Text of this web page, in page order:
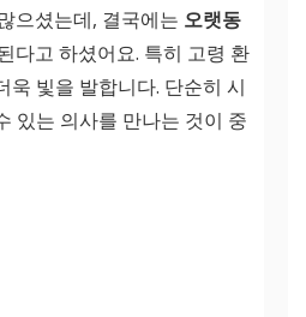
으셨는데, 결국에는 오랫동
다고 하셨어요. 특히 고령 환
빛을 발합니다. 단순히 시
있는 의사를 만나는 것이 중